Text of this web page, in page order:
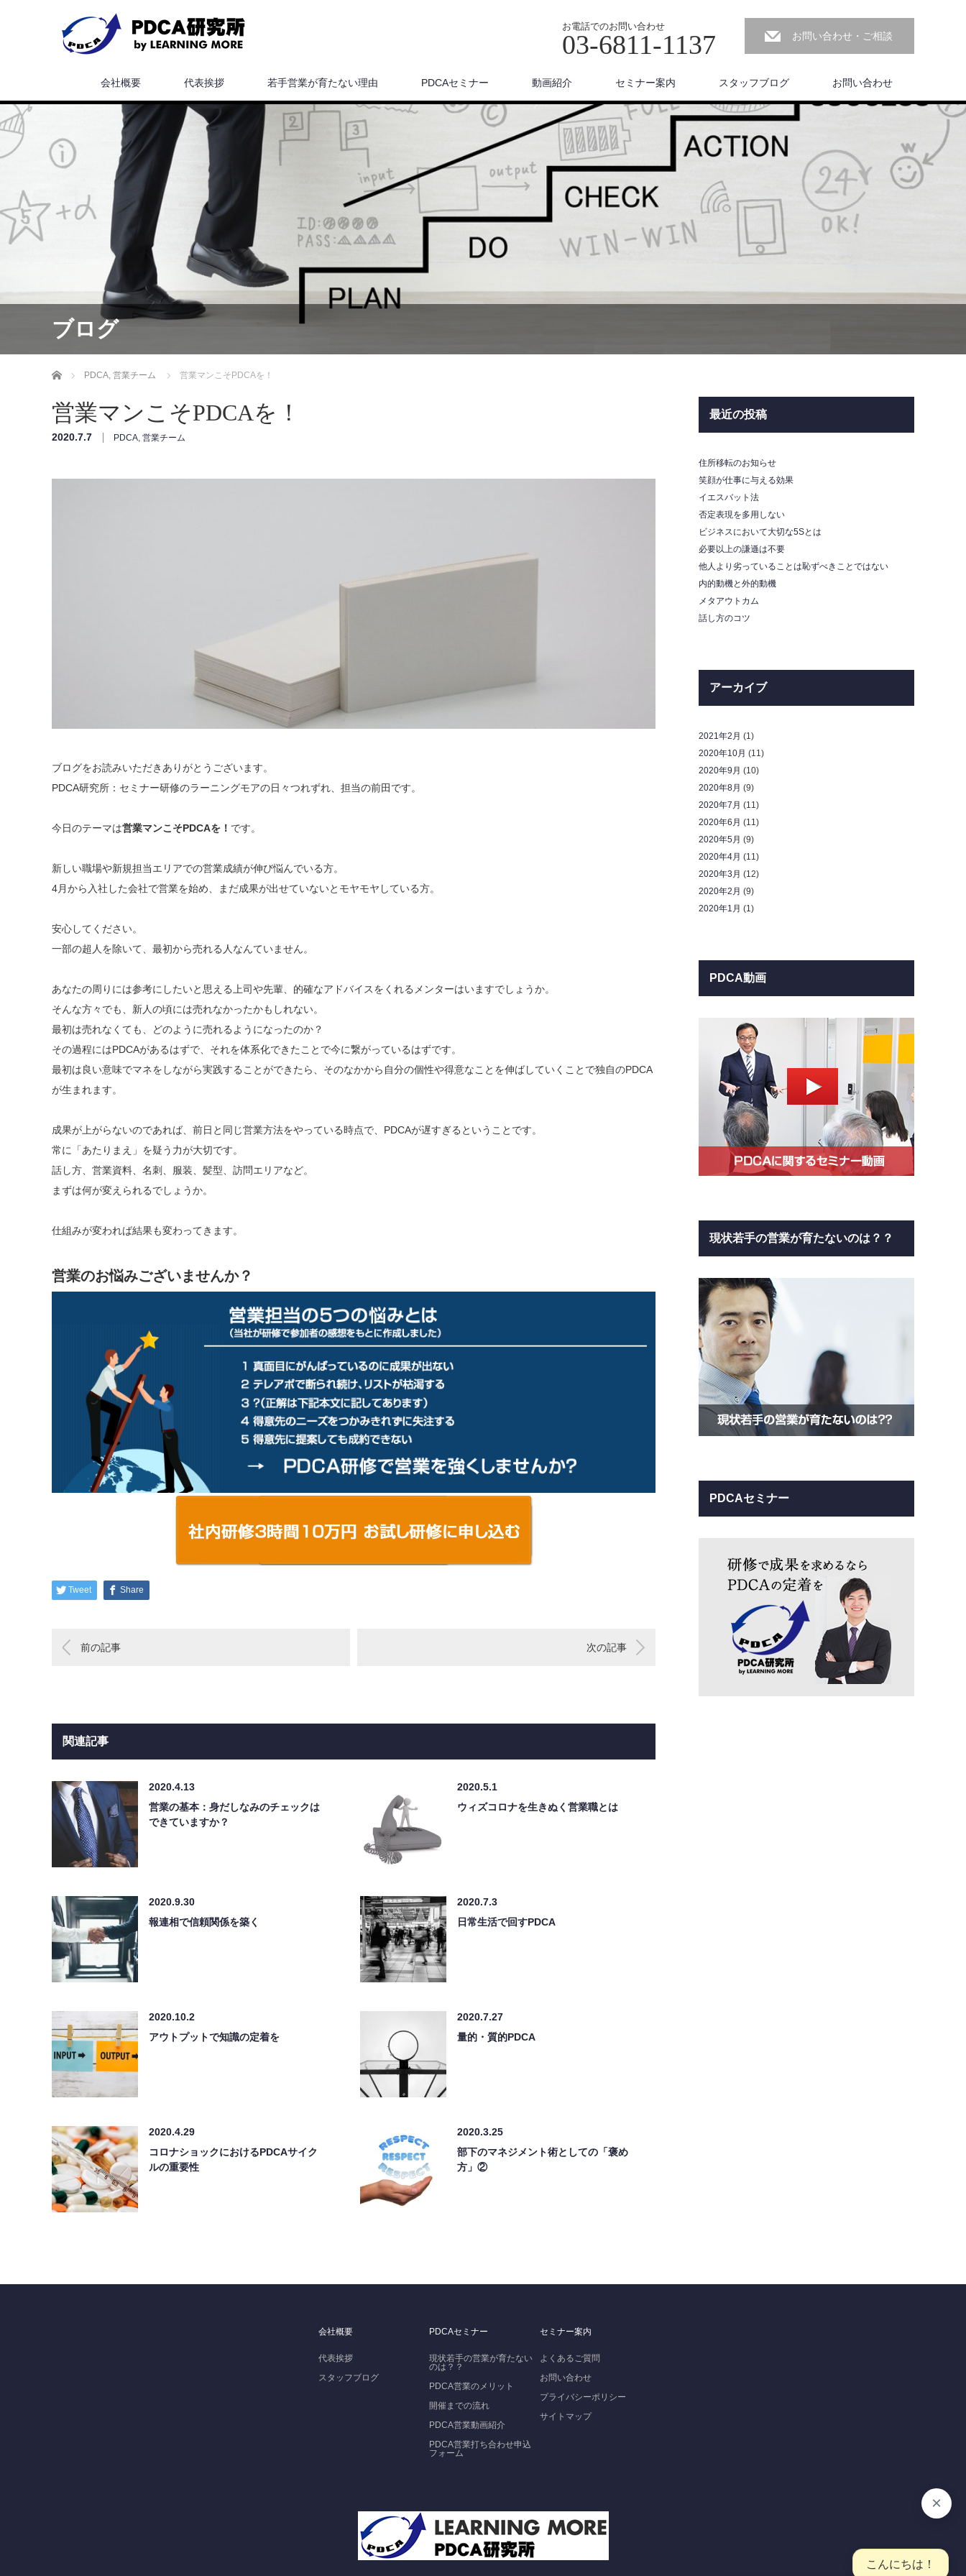
お電話でのお問い合わせ
03-6811-1137 お問い合わせ・ご相談
会社概要 代表挨拶 若手営業が育たない理由 PDCAセミナー 動画紹介 セミナー案内 スタッフブログ お問い合わせ
ブログ
ホーム PDCA 営業チーム 営業マンこそPDCAを！
営業マンこそPDCAを！
2020.7.7 PDCA 営業チーム
ブログをお読みいただきありがとうございます。
PDCA研究所：セミナー研修のラーニングモアの日々つれずれ、担当の前田です。
今日のテーマは営業マンこそPDCAを！ です。
新しい職場や新規担当エリアでの営業成績が伸び悩んでいる方。
4月から入社した会社で営業を始め、まだ成果が出せていないとモヤモヤしている方。
安心してください。
一部の超人を除いて、最初から売れる人なんていません。
あなたの周りには参考にしたいと思える上司や先輩、的確なアドバイスをくれるメンターはいますでしょうか。
そんな方々でも、新人の頃には売れなかったかもしれない。
最初は売れなくても、どのように売れるようになったのか？
その過程にはPDCAがあるはずで、それを体系化できたことで今に繋がっているはずです。
最初は良い意味でマネをしながら実践することができたら、そのなかから自分の個性や得意なことを伸ばしていくことで独自のPDCA
が生まれます。
成果が上がらないのであれば、前日と同じ営業方法をやっている時点で、PDCAが遅すぎるということです。
常に「あたりまえ」を疑う力が大切です。
話し方、営業資料、名刺、服装、髪型、訪問エリアなど。
まずは何が変えられるでしょうか。
仕組みが変われば結果も変わってきます。
営業のお悩みございませんか？
Tweet Share
前の記事 次の記事
関連記事
2020.4.13
営業の基本：身だしなみのチェックは
できていますか？
2020.5.1
ウィズコロナを生きぬく営業職とは
2020.9.30
報連相で信頼関係を築く
2020.7.3
日常生活で回すPDCA
2020.10.2
アウトプットで知識の定着を
2020.7.27
量的・質的PDCA
2020.4.29
コロナショックにおけるPDCAサイク
ルの重要性
2020.3.25
部下のマネジメント術としての「褒め
方」②
最近の投稿
住所移転のお知らせ
笑顔が仕事に与える効果
イエスバット法
否定表現を多用しない
ビジネスにおいて大切な5Sとは
必要以上の謙遜は不要
他人より劣っていることは恥ずべきことではない
内的動機と外的動機
メタアウトカム
話し方のコツ
アーカイブ
2021年2月 (1)
2020年10月 (11)
2020年9月 (10)
2020年8月 (9)
2020年7月 (11)
2020年6月 (11)
2020年5月 (9)
2020年4月 (11)
2020年3月 (12)
2020年2月 (9)
2020年1月 (1)
PDCA動画
現状若手の営業が育たないのは？？
PDCAセミナー
会社概要
代表挨拶
スタッフブログ
PDCAセミナー
現状若手の営業が育たない
のは？？
PDCA営業のメリット
開催までの流れ
PDCA営業動画紹介
PDCA営業打ち合わせ申込
フォーム
セミナー案内
よくあるご質問
お問い合わせ
プライバシーポリシー
サイトマップ